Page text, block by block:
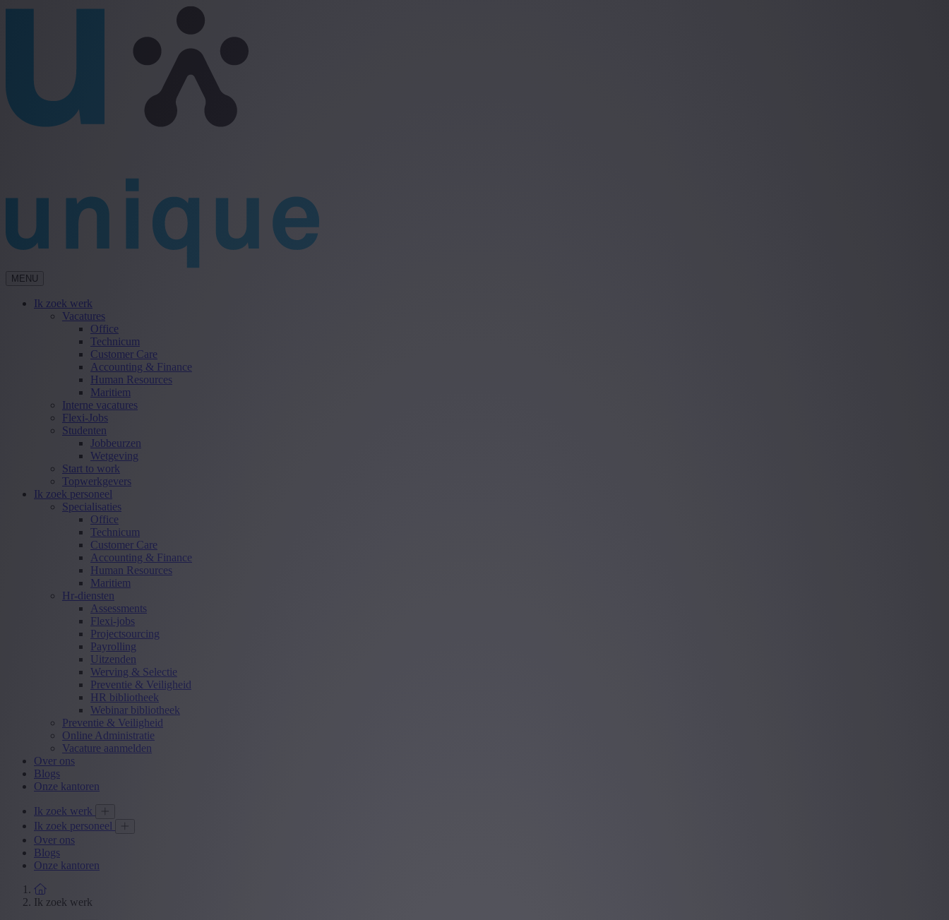
MENU
Ik zoek werk
Vacatures
Office
Technicum
Customer Care
Accounting & Finance
Human Resources
Maritiem
Interne vacatures
Flexi-Jobs
Studenten
Jobbeurzen
Wetgeving
Start to work
Topwerkgevers
Ik zoek personeel
Specialisaties
Office
Technicum
Customer Care
Accounting & Finance
Human Resources
Maritiem
Hr-diensten
Assessments
Flexi-jobs
Projectsourcing
Payrolling
Uitzenden
Werving & Selectie
Preventie & Veiligheid
HR bibliotheek
Webinar bibliotheek
Preventie & Veiligheid
Online Administratie
Vacature aanmelden
Over ons
Blogs
Onze kantoren
Ik zoek werk
Ik zoek personeel
Over ons
Blogs
Onze kantoren
Ik zoek werk